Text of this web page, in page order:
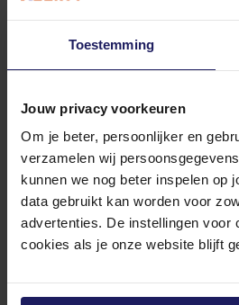
Toestemming
Jouw privacy voorkeuren
Om je beter, persoonlijker en
verzamelen wij
kunnen we nog beter inspelen op
data gebruikt kan worden voor
advertenties. De instellingen voor
cookies als je onze website blijft
Meld je aan voor onze
Ontvang als eerste de beste deals in je